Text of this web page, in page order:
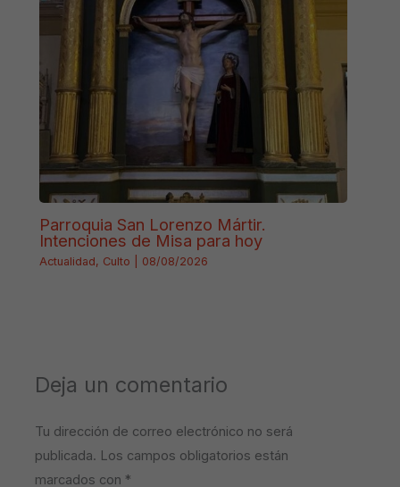
Parroquia San Lorenzo Mártir.
Intenciones de Misa para hoy
Actualidad, Culto 08/08/2026
Deja un comentario
Tu dirección de correo electrónico no será
publicada. Los campos obligatorios están
marcados con *